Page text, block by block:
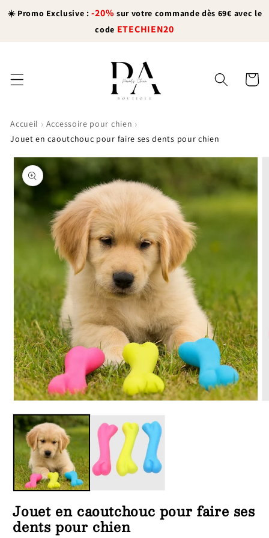
passer
☀️ Promo Exclusive :-20% sur votre commande dès 69€ avec le
code ETECHIEN20
Panier
Accueil › Accessoire pour chien ›
Jouet en caoutchouc pour faire ses dents pour chien
Passer aux
informations
produits
le
média
1
dans
une
fenêtre
modale
Jouet en caoutchouc pour faire ses
dents pour chien